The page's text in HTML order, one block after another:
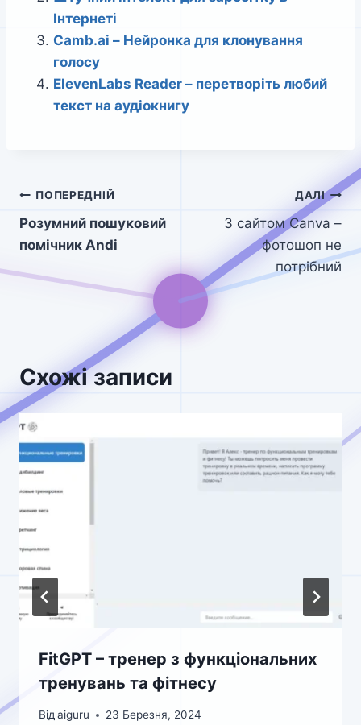
Інтернеті
Camb.ai – Нейронка для клонування
голосу
ElevenLabs Reader – перетворіть любий
текст на аудіокнигу
Навігація
записів
ПОПЕРЕДНІЙ
Розумний пошуковий
помічник Andi
ДАЛІ
З сайтом Canva –
фотошоп не
потрібний
Схожі записи
FitGPT – тренер з функціональних
тренувань та фітнесу
Від aiguru 23 Березня, 2024